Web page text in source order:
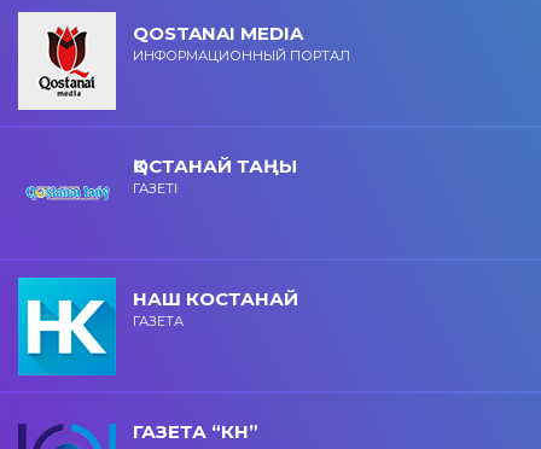
QOSTANAI MEDIA
ИНФОРМАЦИОННЫЙ ПОРТАЛ
ҚОСТАНАЙ ТАҢЫ
ГАЗЕТІ
НАШ КОСТАНАЙ
ГАЗЕТА
ГАЗЕТА “КН”